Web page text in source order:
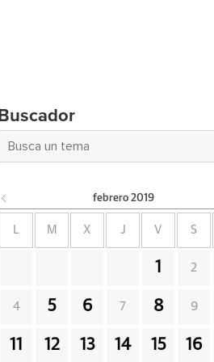
Buscador
febrero 2019
L M X J V S
1 2
4 5 6 7 8 9
11 12 13 14 15 16